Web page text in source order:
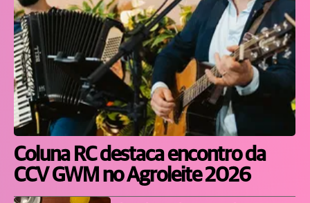
Coluna RC destaca encontro da
CCV GWM no Agroleite 2026